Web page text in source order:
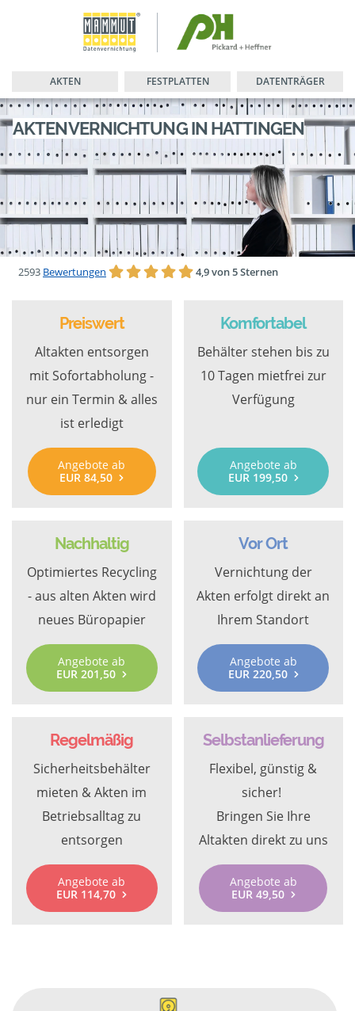
AKTEN FESTPLATTEN DATENTRÄGER
AKTENVERNICHTUNG IN HATTINGEN
2593 Bewertungen 4,9 von 5 Sternen
Preiswert
Altakten entsorgen
mit Sofortabholung -
nur ein Termin & alles
ist erledigt
Angebote ab
EUR 84,50
Komfortabel
Behälter stehen bis zu
10 Tagen mietfrei zur
Verfügung
Angebote ab
EUR 199,50
Nachhaltig
Optimiertes Recycling
- aus alten Akten wird
neues Büropapier
Angebote ab
EUR 201,50
Vor Ort
Vernichtung der
Akten erfolgt direkt an
Ihrem Standort
Angebote ab
EUR 220,50
Regelmäßig
Sicherheitsbehälter
mieten & Akten im
Betriebsalltag zu
entsorgen
Angebote ab
EUR 114,70
Selbstanlieferung
Flexibel, günstig &
sicher!
Bringen Sie Ihre
Altakten direkt zu uns
Angebote ab
EUR 49,50